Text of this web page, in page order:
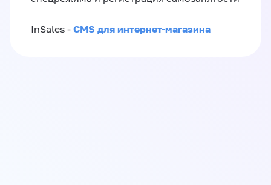
InSales - CMS для интернет-магазина